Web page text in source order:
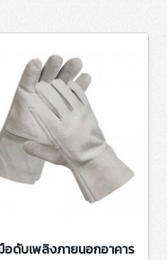
อดับเพลิงภายนอกอาคาร